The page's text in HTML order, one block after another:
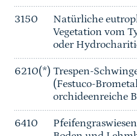
3150
Natürliche
Vegetation vom
oder
6210(*) Trespen-
(Festuco-
orchideenreiche
6410